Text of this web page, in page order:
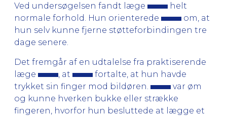
Ved undersøgelsen fandt læge
helt
normale forhold. Hun orienterede
om, at
hun selv kunne fjerne støtteforbindingen tre
dage senere.
Det fremgår af en udtalelse fra praktiserende
læge
, at
fortalte, at hun havde
trykket sin finger mod bildøren.
var øm
og kunne hverken bukke eller strække
fingeren, hvorfor hun besluttede at lægge et